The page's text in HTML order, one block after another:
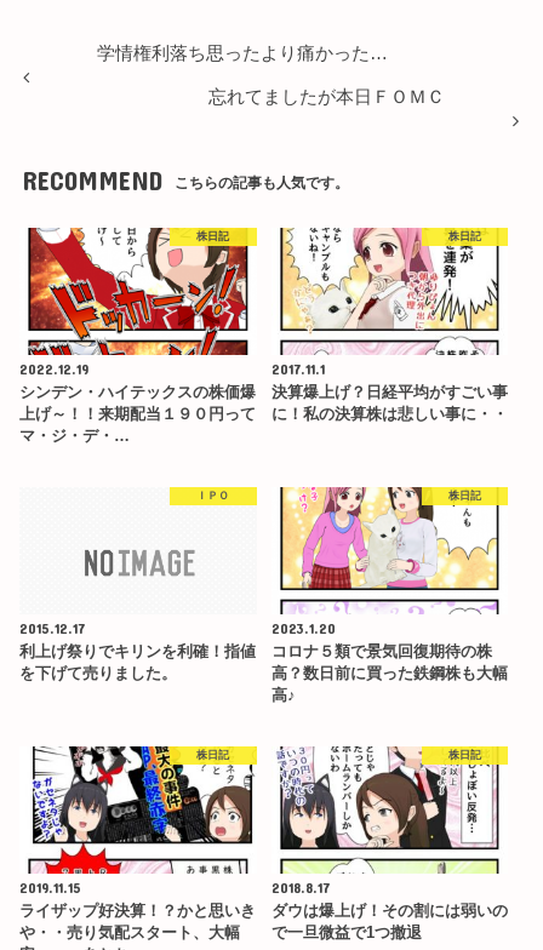
学情権利落ち思ったより痛かった…
忘れてましたが本日ＦＯＭＣ
RECOMMEND こちらの記事も人気です。
株日記
2022.12.19
シンデン・ハイテックスの株価爆
上げ～！！来期配当１９０円って
マ・ジ・デ・…
株日記
2017.11.1
決算爆上げ？日経平均がすごい事
に！私の決算株は悲しい事に・・
ＩＰＯ
2015.12.17
利上げ祭りでキリンを利確！指値
を下げて売りました。
株日記
2023.1.20
コロナ５類で景気回復期待の株
高？数日前に買った鉄鋼株も大幅
高♪
株日記
2019.11.15
ライザップ好決算！？かと思いき
や・・売り気配スタート、大幅
株日記
2018.8.17
ダウは爆上げ！その割には弱いの
で一旦微益で1つ撤退